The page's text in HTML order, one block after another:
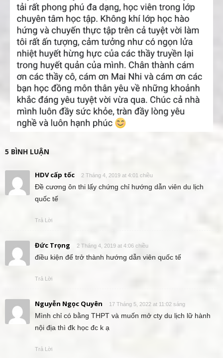
5 BÌNH LUẬN
HDV cấp tốc 2 Tháng 4, 2019 at 4:01 chiều
Đề cương ôn thi lấy chứng chỉ hướng dẫn viên du lịch
quốc tế
Trả Lời
Đức Trọng 2 Tháng 4, 2019 at 4:06 chiều
điều kiện để trở thành hướng dẫn viên quốc tế
Trả Lời
Nguyễn Ngọc Quyên 17 Tháng 5, 2022 at 11:02 sáng
Mình chỉ có bằng THPT và muốn mở cty du lịch lữ hành
nội địa thì đk học đc k ạ
Trả Lời